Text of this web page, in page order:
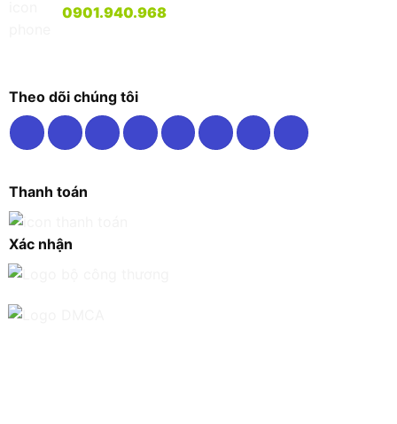
0901.940.968
Theo dõi chúng tôi
Thanh toán
Xác nhận